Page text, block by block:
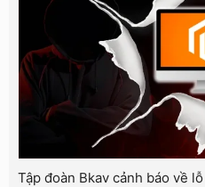
Tập đoàn Bkav cảnh báo về